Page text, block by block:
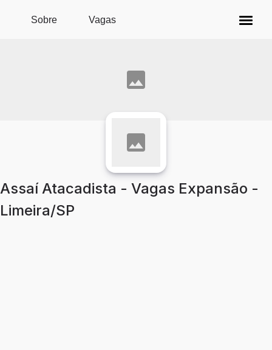
Pular para o conteúdo principal
Sobre Vagas
Assaí Atacadista - Vagas Expansão -
Limeira/SP